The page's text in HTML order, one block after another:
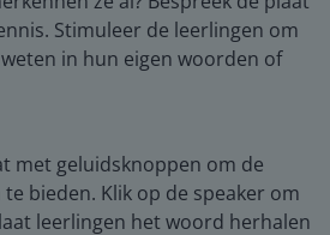
Stimuleer de leerlingen om
in hun eigen woorden of
met geluidsknoppen om de
bieden. Klik op de speaker om
leerlingen het woord herhalen